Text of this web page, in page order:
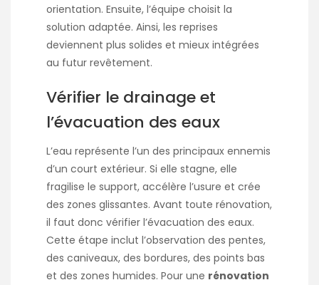
orientation. Ensuite, l’équipe choisit la
solution adaptée. Ainsi, les reprises
deviennent plus solides et mieux intégrées
au futur revêtement.
Vérifier le drainage et
l’évacuation des eaux
L’eau représente l’un des principaux ennemis
d’un court extérieur. Si elle stagne, elle
fragilise le support, accélère l’usure et crée
des zones glissantes. Avant toute rénovation,
il faut donc vérifier l’évacuation des eaux.
Cette étape inclut l’observation des pentes,
des caniveaux, des bordures, des points bas
et des zones humides. Pour une rénovation